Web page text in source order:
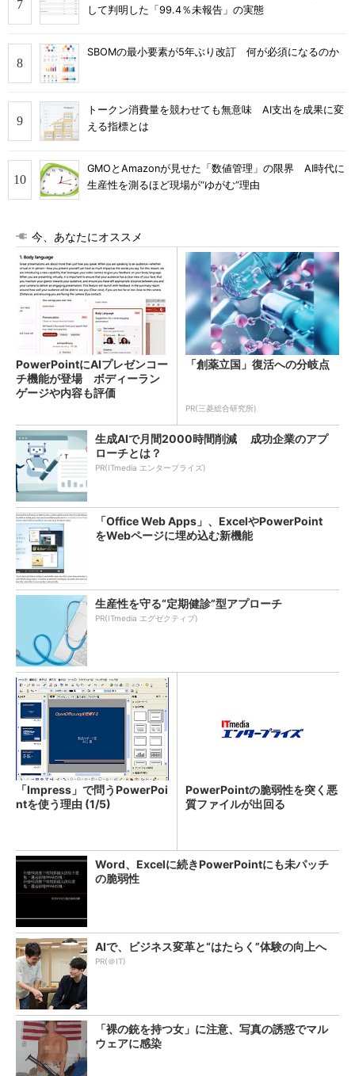
して判明した「99.4％未報告」の実態
SBOMの最小要素が5年ぶり改訂 何が必須になるのか
トークン消費量を競わせても無意味 AI支出を成果に変
える指標とは
GMOとAmazonが見せた「数値管理」の限界 AI時代に
生産性を測るほど現場が“ゆがむ”理由
今、あなたにオススメ
PowerPointにAIプレゼンコー
チ機能が登場 ボディーラン
ゲージや内容も評価
「創薬立国」復活への分岐点
PR(三菱総合研究所)
生成AIで月間2000時間削減 成功企業のアプ
ローチとは？
PR(ITmedia エンタープライズ)
「Office Web Apps」、ExcelやPowerPoint
をWebページに埋め込む新機能
生産性を守る“定期健診”型アプローチ
PR(ITmedia エグゼクティブ)
「Impress」で問うPowerPoi
ntを使う理由 (1/5)
PowerPointの脆弱性を突く悪
質ファイルが出回る
Word、Excelに続きPowerPointにも未パッチ
の脆弱性
AIで、ビジネス変革と“はたらく”体験の向上へ
PR(＠IT)
「裸の銃を持つ女」に注意、写真の誘惑でマル
ウェアに感染